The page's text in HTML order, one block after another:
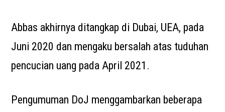
Abbas akhirnya ditangkap di Dubai, UEA, pada
Juni 2020 dan mengaku bersalah atas tuduhan
pencucian uang pada April 2021.
Pengumuman DoJ menggambarkan beberapa